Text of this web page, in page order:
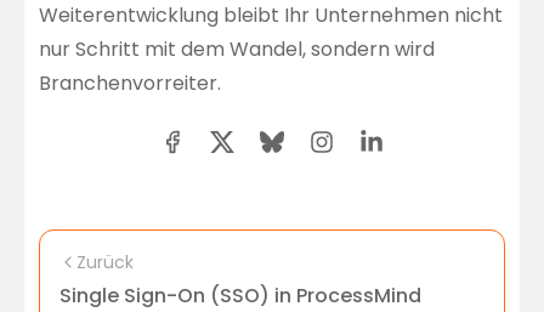
Weiterentwicklung bleibt Ihr Unternehmen nicht
nur Schritt mit dem Wandel, sondern wird
Branchenvorreiter.
Zurück
Single Sign-On (SSO) in ProcessMind